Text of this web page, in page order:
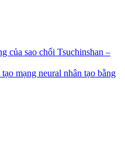
của sao chổi Tsuchinshan –
mạng neural nhân tạo bằng